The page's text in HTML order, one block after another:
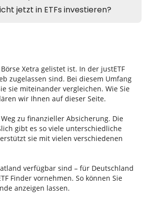
Xetra gelistet ist. In der justETF
zugelassen sind. Bei diesem Umfang
sie miteinander vergleichen. Wie Sie
wir Ihnen auf dieser Seite.
zu finanzieller Absicherung. Die
gibt es so viele unterschiedliche
sie mit vielen verschiedenen
verfügbar sind – für Deutschland
Finder vornehmen. So können Sie
anzeigen lassen.